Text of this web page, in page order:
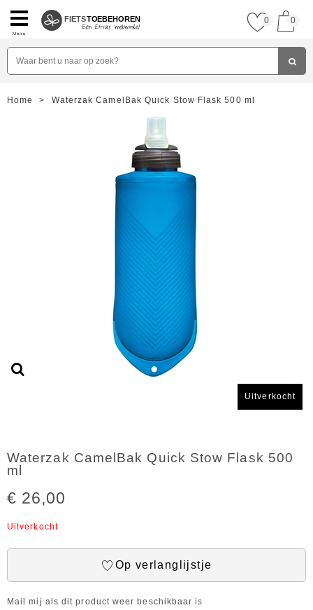
Menu
FIETSTOEBEHOREN 0 0
Home > Waterzak CamelBak Quick Stow Flask 500 ml
Uitverkocht
Waterzak CamelBak Quick Stow Flask 500
ml
€ 26,00
Uitverkocht
Op verlanglijstje
Mail mij als dit product weer beschikbaar is